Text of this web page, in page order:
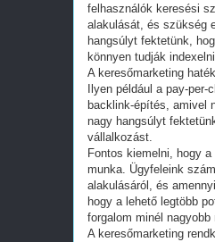
felhasználók keresési
alakulását, és szükség
hangsúlyt fektetünk,
könnyen tudják
A keresőmarketing
Ilyen például a pay-
backlink-építés, amivel
nagy hangsúlyt
vállalkozást.
Fontos kiemelni, hogy
munka. Ügyfeleink
alakulásáról, és
hogy a lehető legtöbb
forgalom minél
A keresőmarketing